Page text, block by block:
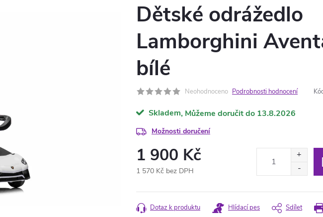
Dětské odrážedlo
Lamborghini
bílé
Neohodnoceno Podrobnosti hodnocení
Skladem 13.8.2026
Možnosti doručení
1 900 Kč
1 570 Kč bez DPH
cena:
Dotaz k produktu Hlídací pes Sdílet